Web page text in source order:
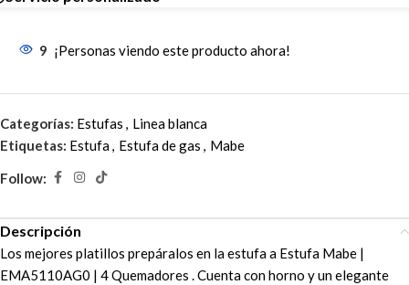
9 ¡Personas viendo este producto ahora!
Categorías: Estufas , Linea blanca
Etiquetas: Estufa, Estufa de gas , Mabe
Follow:
Descripción
Los mejores platillos prepáralos en la estufa a Estufa Mabe |
EMA5110AG0 | 4 Quemadores . Cuenta con horno y un elegante